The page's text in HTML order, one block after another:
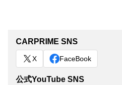
CARPRIME SNS
X FaceBook
公式YouTube SNS